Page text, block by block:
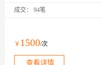
活才可以正常使用。
成交： 94笔
￥ 1500/次
查看详情